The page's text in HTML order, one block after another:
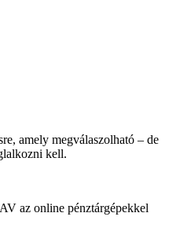
amely megválaszolható – de
kell.
az online pénztárgépekkel